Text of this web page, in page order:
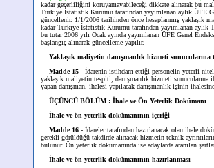
kadar geçerliliğini koruyamayabileceği dikkate alınarak bu
Türkiye İstatistik Kurumu tarafından yayımlanan aylık ÜFE
güncellenir. 1/1/2006 tarihinden önce hesaplanmış yaklaşık
kadar Türkiye İstatistik Kurumu tarafından yayımlanan aylık
bu tutar 2006 yılı Ocak ayında yayımlanan ÜFE Genel
başlangıç alınarak güncelleme yapılır.
Yaklaşık maliyetin danışmanlık hizmeti sunucularına
Madde 15 - İdarenin istihdam ettiği personelin yeterli
yaklaşık maliyetin tespiti, danışmanlık hizmeti
yapan danışman, ihalesi yapılacak danışmanlık işinin
ÜÇÜNCÜ BÖLÜM : İhale ve Ön Yeterlik Dokümanı
İhale ve ön yeterlik dokümanının içeriği
Madde 16 - İdareler tarafından hazırlanacak olan ihale
gerekli görüldüğü takdirde alınacak hizmetin teknik
bulunur. Ön yeterlik dokümanında ise adaylarda aranılan
İhale ve ön yeterlik dokümanının hazırlanması